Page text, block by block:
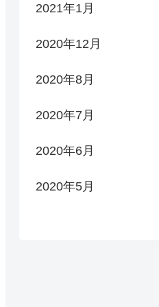
2021年1月
2020年12月
2020年8月
2020年7月
2020年6月
2020年5月